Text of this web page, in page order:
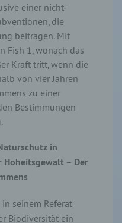
einer nicht-
die
beitragen. Mit
Fish 1, wonach das
Kraft tritt, wenn die
von vier Jahren
zu einer
Bestimmungen
in
Hoheitsgewalt – Der
seinem Referat
Biodiversität ein